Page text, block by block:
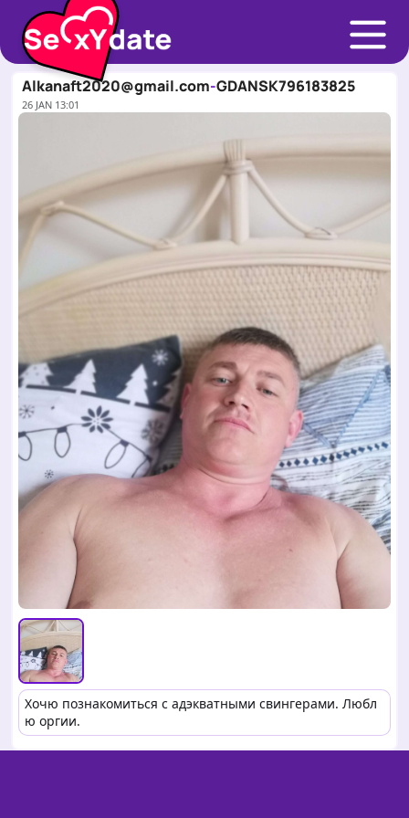
Alkanaft2020@gmail.com-GDANSK796183825
26 JAN 13:01
Хочю познакомиться с адэкватными свингерами. Любл
ю оргии.